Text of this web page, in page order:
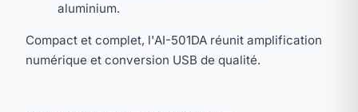
aluminium.
Compact et complet, l'AI-501DA réunit amplification
numérique et conversion USB de qualité.